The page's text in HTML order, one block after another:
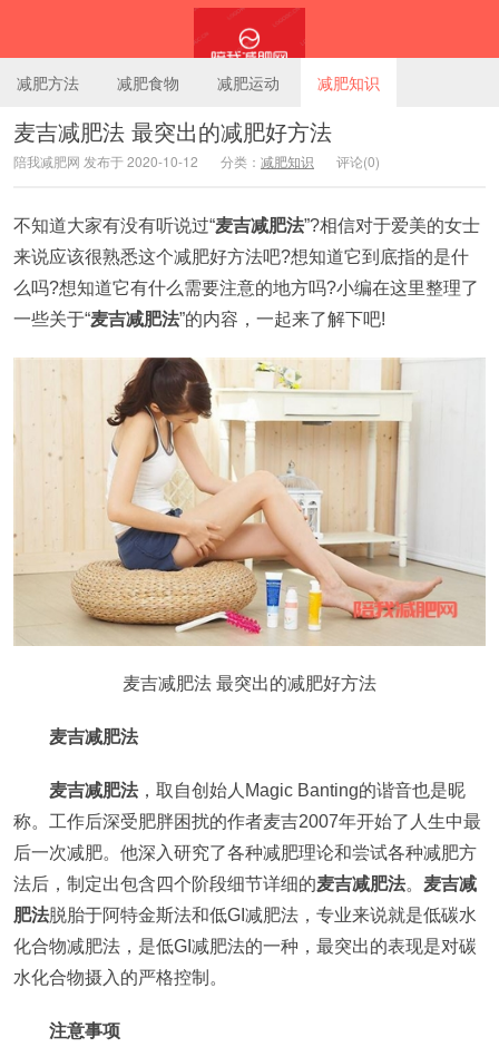
陪我减肥网
减肥方法 减肥食物 减肥运动 减肥知识
麦吉减肥法 最突出的减肥好方法
陪我减肥网 发布于 2020-10-12 分类： 减肥知识 评论(0)
不知道大家有没有听说过“麦吉减肥法”?相信对于爱美的女士
来说应该很熟悉这个减肥好方法吧?想知道它到底指的是什
么吗?想知道它有什么需要注意的地方吗?小编在这里整理了
一些关于“麦吉减肥法”的内容，一起来了解下吧!
麦吉减肥法 最突出的减肥好方法
麦吉减肥法
麦吉减肥法，取自创始人Magic Banting的谐音也是昵
称。工作后深受肥胖困扰的作者麦吉2007年开始了人生中最
后一次减肥。他深入研究了各种减肥理论和尝试各种减肥方
法后，制定出包含四个阶段细节详细的麦吉减肥法。 麦吉减
肥法脱胎于阿特金斯法和低GI减肥法，专业来说就是低碳水
化合物减肥法，是低GI减肥法的一种，最突出的表现是对碳
水化合物摄入的严格控制。
注意事项